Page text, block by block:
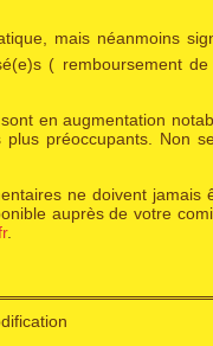
mais néanmoins
( remboursement
en augmentation
préoccupants. Non
ne doivent
auprès de votre
.